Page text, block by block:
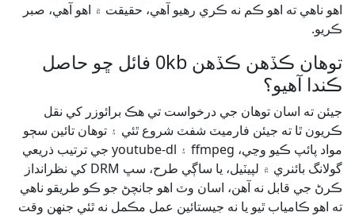
اهو ناهي ته اهو ڪم نه ڪري رهيو آهي، حقيقت ۾ اهو آهي، صبر
ڪريو.
توهان ڪڏهن ڪڏهن 0kb فائل ڇو حاصل
ڪندا آهيو؟
جيئن ته اسان توهان جي درخواست تي هڪ برائوزر کي نقل
ڪريون ٿا ته جيئن فارميٽ شفٽ شروع ٿئي ۽ توهان تائين سڄو
مواد پائپ ڪيو وڃي، ffmpeg ۽ youtube-dl جي ترتيب ذريعي
گولانگ بائنري ۾ لپيٽيل، يا ساڳي طرح، سڀ DRM کي نظرانداز
ڪرڻ جي قابل نه آهن، اسان وٽ اهو جانچڻ جو ڪو طريقو ناهي
ته اهو ڪامياب ٿيو يا نه جيستائين عمل مڪمل نه ٿئي جنهن وقت